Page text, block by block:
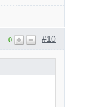
#10
0